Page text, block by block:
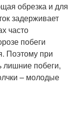
обрезка и для
задерживает
часто
побеги
Поэтому при
лишние побеги,
– молодые